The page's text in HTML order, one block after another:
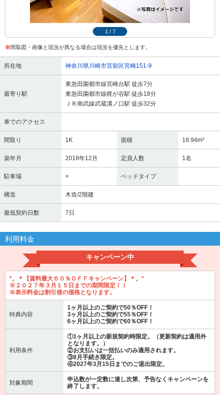
1 / 7
※間取図・画像と現況が異なる場合は現況を優先とします。
所在地 神奈川県川崎市宮前区宮崎151-9
最寄り駅
東急田園都市線宮崎台駅 徒歩7分
東急田園都市線梶が谷駅 徒歩18分
ＪＲ南武線武蔵溝ノ口駅 徒歩32分
車でのアクセス
間取り 1K 面積 18.94m²
築年月 2018年12月 定員人数 1名
駐車場 × ベッドタイプ
構造 木造/2階建
最低契約日数 7日
利用料金
キャンペーン中
*。＊【賃料最大６０％ＯＦＦキャンペーン】＊。*
※２０２７年３月１５日までの期間限定！！
※表示料金は割引後の価格となります。
特典内容
1ヶ月以上のご契約で50％OFF！
3ヶ月以上のご契約で55％OFF！
6ヶ月以上のご契約で60％OFF！
利用条件
①1ヶ月以上の新規契約時限定。（更新契約は適用外
となります。）
②お支払いは一括払いのみ適用されます。
③8月手続き限定。
④2027年3月15日までのご退出限定。
対象期間
申込数が一定数に達し次第、予告なくキャンペーンを
終了します。